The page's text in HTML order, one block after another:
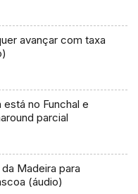
avançar com taxa
está no Funchal e
parcial
Madeira para
(áudio)